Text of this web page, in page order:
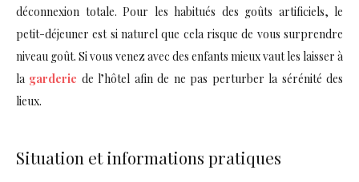
déconnexion totale. Pour les habitués des goûts artificiels, le
petit-déjeuner est si naturel que cela risque de vous surprendre
niveau goût. Si vous venez avec des enfants mieux vaut les laisser à
la garderie de l’hôtel afin de ne pas perturber la sérénité des
lieux.
Situation et informations pratiques